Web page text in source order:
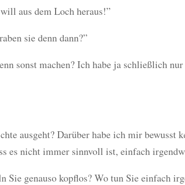
aus dem Loch heraus!”
sie denn dann?”
sonst machen? Ich habe ja schließlich
ausgeht? Darüber habe ich mir
es nicht immer sinnvoll ist, einfach
Sie genauso kopflos? Wo tun Sie einfach